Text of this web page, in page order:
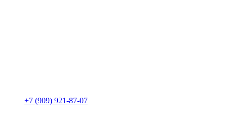
+7 (909) 921-87-07